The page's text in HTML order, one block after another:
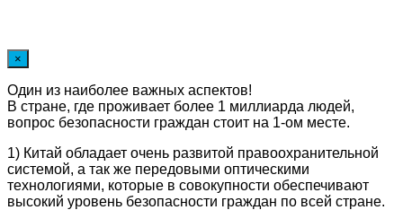
×
Один из наиболее важных аспектов!
В стране, где проживает более 1 миллиарда людей,
вопрос безопасности граждан стоит на 1-ом месте.
1) Китай обладает очень развитой правоохранительной
системой, а так же передовыми оптическими
технологиями, которые в совокупности обеспечивают
высокий уровень безопасности граждан по всей стране.